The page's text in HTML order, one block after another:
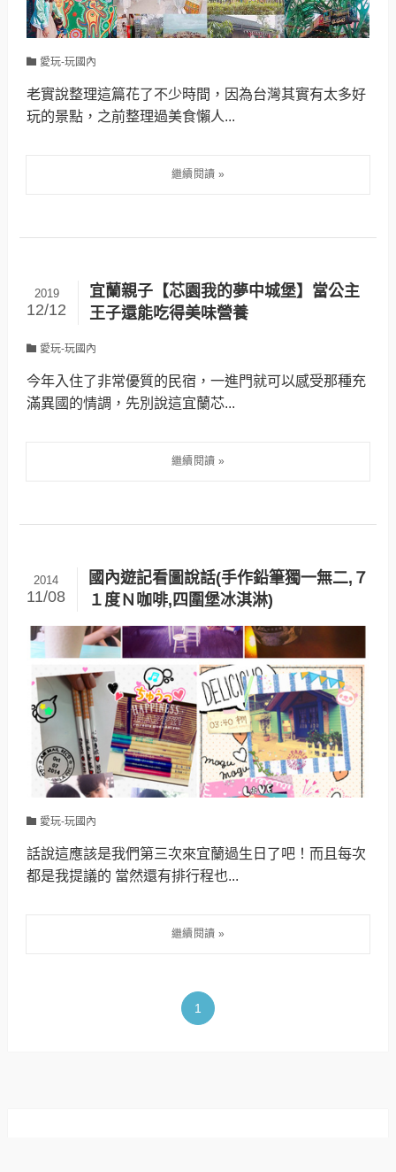
愛玩-玩國內
老實說整理這篇花了不少時間，因為台灣其實有太多好
玩的景點，之前整理過美食懶人...
宜蘭親子【芯園我的夢中城堡】當公主
王子還能吃得美味營養
2019
12/12
愛玩-玩國內
今年入住了非常優質的民宿，一進門就可以感受那種充
滿異國的情調，先別說這宜蘭芯...
國內遊記看圖說話(手作鉛筆獨一無二,７
１度Ｎ咖啡,四圍堡冰淇淋)
2014
11/08
愛玩-玩國內
話說這應該是我們第三次來宜蘭過生日了吧！而且每次
都是我提議的 當然還有排行程也...
1